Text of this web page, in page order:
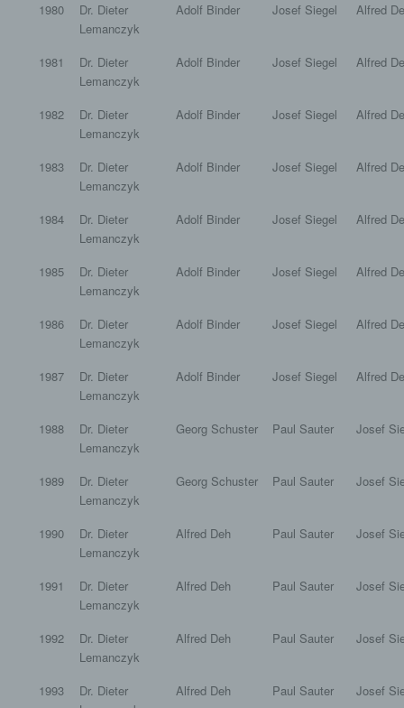
1980
Dr. Dieter
Lemanczyk
Adolf Binder Josef Siegel Alfred
1981
Dr. Dieter
Lemanczyk
Adolf Binder Josef Siegel Alfred
1982
Dr. Dieter
Lemanczyk
Adolf Binder Josef Siegel Alfred
1983
Dr. Dieter
Lemanczyk
Adolf Binder Josef Siegel Alfred
1984
Dr. Dieter
Lemanczyk
Adolf Binder Josef Siegel Alfred
1985
Dr. Dieter
Lemanczyk
Adolf Binder Josef Siegel Alfred
1986
Dr. Dieter
Lemanczyk
Adolf Binder Josef Siegel Alfred
1987
Dr. Dieter
Lemanczyk
Adolf Binder Josef Siegel Alfred
1988
Dr. Dieter
Lemanczyk
Georg Schuster Paul Sauter Josef
1989
Dr. Dieter
Lemanczyk
Georg Schuster Paul Sauter Josef
1990
Dr. Dieter
Lemanczyk
Alfred Deh Paul Sauter Josef
1991
Dr. Dieter
Lemanczyk
Alfred Deh Paul Sauter Josef
1992
Dr. Dieter
Lemanczyk
Alfred Deh Paul Sauter Josef
1993
Dr. Dieter
Alfred Deh Paul Sauter Josef